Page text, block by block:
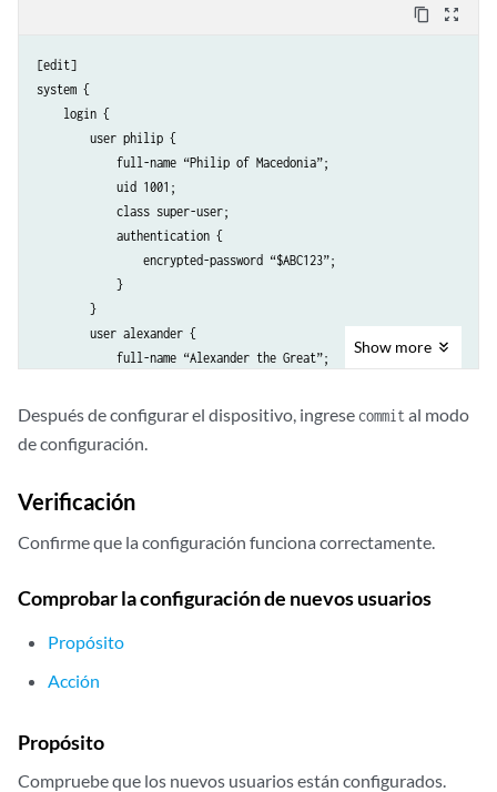
content_copy zoom_out_map
[edit]
system {
    login {
        user philip {
            full-name “Philip of Macedonia”;
            uid 1001;
            class super-user;
            authentication {
                encrypted-password “$ABC123”;
            }
        }
        user alexander {
            full-name “Alexander the Great”;
            class operator;
                encrypted-password “$ABC123”;
        }
            full-name “Darius King of Persia”;
            class operator;
                ssh-rsa “1024 37 12341234@ecbatana.per”;
            }
            class unauthorized;
        }
Show more
Después de configurar el dispositivo, ingrese commital modo
de configuración.
Verificación
Confirme que la configuración funciona correctamente.
Comprobar la configuración de nuevos usuarios
Propósito
Acción
Propósito
Compruebe que los nuevos usuarios están configurados.